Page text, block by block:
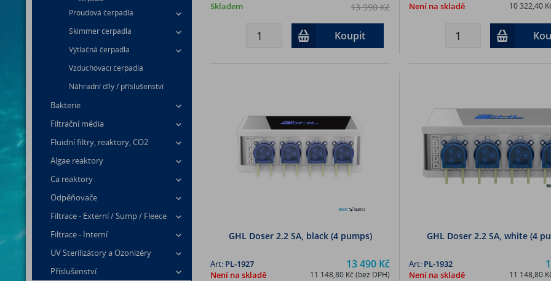
Proudová čerpadla
Skimmer čerpadla
Výtlačná čerpadla
Vzduchovací čerpadla
Náhradní díly / příslušenství
Bakterie
Filtrační média
Fluidní filtry, reaktory, CO2
Algae reaktory
Ca reaktory
Odpěňovače
Filtrace - Externí / Sump / Fleece
Filtrace - Interní
UV Sterilizátory a Ozonizéry
Příslušenství
13 990 Kč
Skladem
Koupit
10 322,40
Není na skladě
GHL Doser 2.2 SA, black (4 pumps)
13 490 Kč
11 148,80 Kč (bez DPH)
Art: PL-1927
Není na skladě
GHL Doser 2.2 SA, white (4
11 148,80
Art: PL-1932
Není na skladě